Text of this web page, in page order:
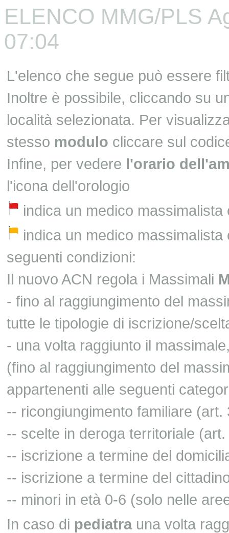
ELENCO MMG/PLS
07:04
L'elenco che segue può essere
Inoltre è possibile, cliccando su
località selezionata. Per
stesso modulo cliccare sul
Infine, per vedere l'orario
l'icona dell'orologio
indica un medico
indica un medico
seguenti condizioni:
Il nuovo ACN regola i Massimali
- fino al raggiungimento del
tutte le tipologie di iscrizione/
- una volta raggiunto il
(fino al raggiungimento del
appartenenti alle seguenti
-- ricongiungimento familiare (art.
-- scelte in deroga territoriale
-- iscrizione a termine del
-- iscrizione a termine del
-- minori in età 0-6 (solo nelle
In caso di pediatrauna volta